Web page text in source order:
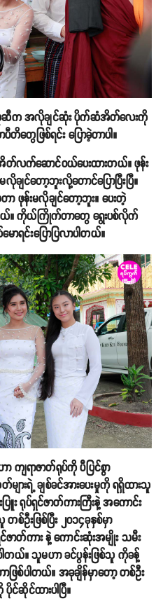
စ်သူဆီက အလိုချင်ဆုံး ပိုက်ဆံအိတ်လေးကို
ေဖြစ်ရင်း ပြောခဲ့တာပါ။
တ်လက်ဆောင်ဝယ်ပေးထားတယ်။ ဖုန်း
ျင်တော့ဘူးလို့တောင်ပြောပြီးပြီ။
ဖုန်းမလိုချင်တော့ဘူး။ ပေးတဲ့
ကိုယ်ကြိုက်တာတွေ ရွေးပစ်လိုက်
ရင်းပြောပြလာပါတယ်။
ကျရာဇာတ်ရုပ်ကို ပီပြင်စွာ
ျားရဲ့ ချစ်ခင်အားပေးမှုကို ရရှိထားသူ
း ရုပ်ရှင်ဇာတ်ကားကြီးနဲ့ အကောင်း
ဦးဖြစ်ပြီး ၂၀၁၄ခုနှစ်မှာ
ာတ်ကား နဲ့ ကောင်းဆုံးအမျိုး သမီး
ယ်။ သူမဟာ ခင်ပွန်းဖြစ်သူ ကိုခန့်
ဖြစ်ပါတယ်။ အခုချိန်မှာတော့ တစ်ဦး
ဆိုင်ထားပါပြီ။